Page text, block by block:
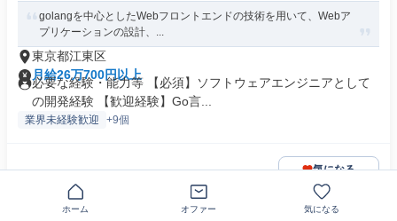
golangを中心としたWebフロントエンドの技術を用いて、Webア
プリケーションの設計、...
東京都江東区
月給26万700円以上
必要な経験・能力等 【必須】ソフトウェアエンジニアとして
の開発経験 【歓迎経験】Go言...
業界未経験歓迎 +9個
気になる
ホーム オファー 気になる